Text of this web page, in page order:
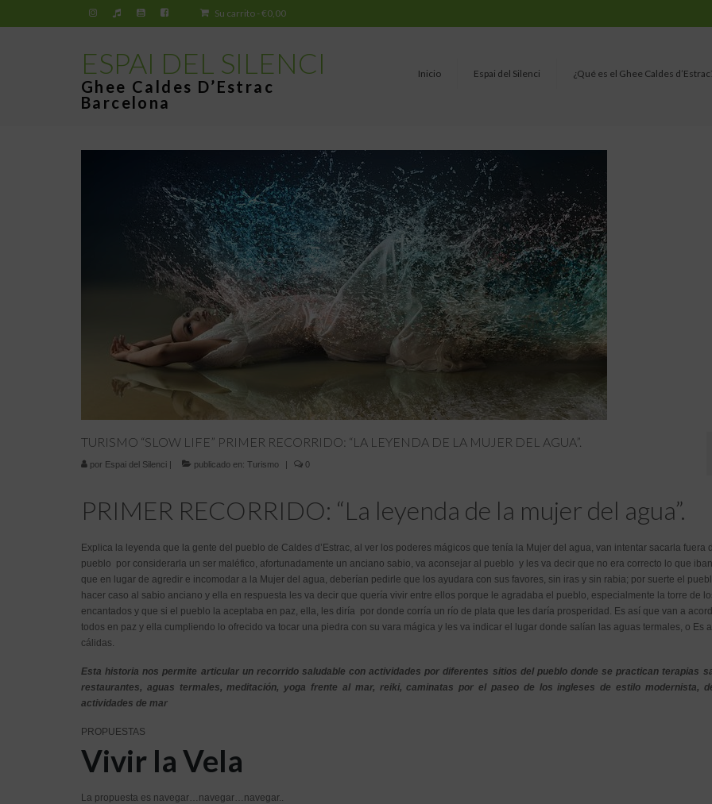
Su carrito -€0,00
ESPAI DEL SILENCI
Ghee Caldes D’Estrac
Barcelona
Inicio Espai del Silenci ¿Qué es el Ghee Caldes
TURISMO “SLOW LIFE” PRIMER RECORRIDO: “LA LEYENDA DE LA MUJER DEL AGUA”.
por Espai del Silenci | publicado en: Turismo | 0
PRIMER RECORRIDO: “La leyenda de la mujer del agua”.
Explica la leyenda que la gente del pueblo de Caldes d’Estrac, al ver los poderes mágicos que tenía la Mujer del agua, van intentar sacarla fuera
pueblo por considerarla un ser maléfico, afortunadamente un anciano sabio, va aconsejar al pueblo y les va decir que no era correcto lo que
que en lugar de agredir e incomodar a la Mujer del agua, deberían pedirle que los ayudara con sus favores, sin iras y sin rabia; por suerte el
hacer caso al sabio anciano y ella en respuesta les va decir que quería vivir entre ellos porque le agradaba el pueblo, especialmente la torre de
encantados y que si el pueblo la aceptaba en paz, ella, les diría por donde corría un río de plata que les daría prosperidad. Es así que van a
todos en paz y ella cumpliendo lo ofrecido va tocar una piedra con su vara mágica y les va indicar el lugar donde salían las aguas termales, o Es
cálidas.
Esta historia nos permite articular un recorrido saludable con actividades por diferentes sitios del pueblo donde se practican terapias
restaurantes, aguas termales, meditación, yoga frente al mar, reiki, caminatas por el paseo de los ingleses de estilo modernista,
actividades de mar
PROPUESTAS
Vivir la Vela
La propuesta es navegar…navegar…navegar..